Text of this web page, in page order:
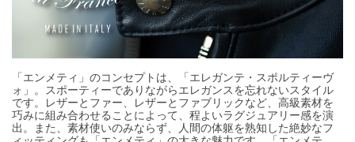
「エンメティ」のコンセプトは、「エレガンテ・スポルティーヴ
ォ」。スポーティーでありながらエレガンスを忘れないスタイル
です。レザーとファー、レザーとファブリックなど、高級素材を
巧みに組み合わせることによって、程よいラグジュアリー感を演
出。また、素材使いのみならず、人間の体躯を熟知した絶妙なフ